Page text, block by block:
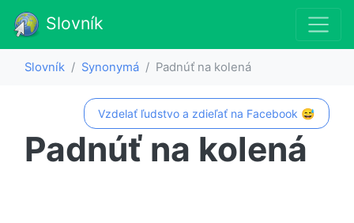
Slovník
Slovník Synonymá Padnúť na kolená
Vzdelať ľudstvo a zdieľať na Facebook 😅
Padnúť na kolená